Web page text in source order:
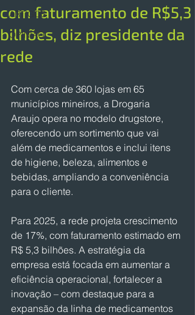
ARTIGOS
OPINIÃO
com faturamento de R$5,3
bilhões, diz presidente da
rede
Com cerca de 360 lojas em 65
municípios mineiros, a Drogaria
Araujo opera no modelo drugstore,
oferecendo um sortimento que vai
além de medicamentos e inclui itens
de higiene, beleza, alimentos e
bebidas, ampliando a conveniência
para o cliente.
Para 2025, a rede projeta crescimento
de 17%, com faturamento estimado em
R$ 5,3 bilhões. A estratégia da
empresa está focada em aumentar a
eficiência operacional, fortalecer a
inovação – com destaque para a
expansão da linha de medicamentos